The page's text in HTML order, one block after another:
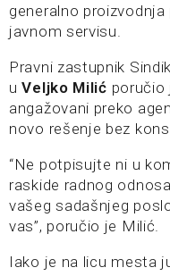
generalno
javnom servisu.
Pravni zastupnik
uVeljko Milić poručio
angažovani preko
novo rešenje bez
“Ne potpisujte ni u
raskide radnog
vašeg sadašnjeg
vas”, poručio je Milić.
Iako je na licu mesta